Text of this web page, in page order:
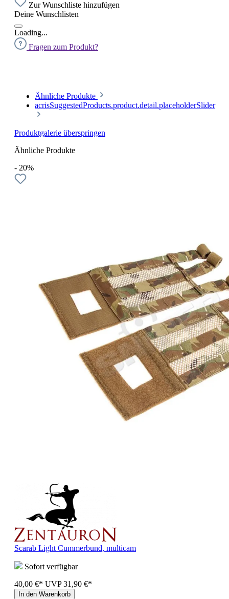
Zur Wunschliste hinzufügen
Deine Wunschlisten
Loading...
Fragen zum Produkt?
Ähnliche Produkte
acrisSuggestedProducts.product.detail.placeholderSlider
Produktgalerie überspringen
Ähnliche Produkte
- 20%
Scarab Light Cummerbund, multicam
Sofort verfügbar
40,00 €* UVP 31,90 €*
In den Warenkorb